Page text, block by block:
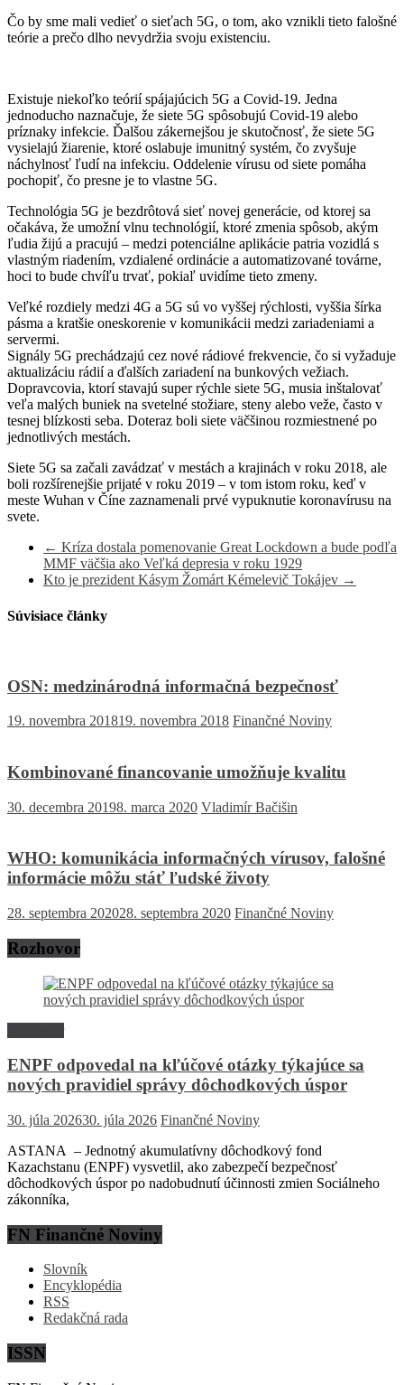
Čo by sme mali vedieť o sieťach 5G, o tom, ako vznikli tieto falošné
teórie a prečo dlho nevydržia svoju existenciu.
Existuje niekoľko teórií spájajúcich 5G a Covid-19. Jedna
jednoducho naznačuje, že siete 5G spôsobujú Covid-19 alebo
príznaky infekcie. Ďalšou zákernejšou je skutočnosť, že siete 5G
vysielajú žiarenie, ktoré oslabuje imunitný systém, čo zvyšuje
náchylnosť ľudí na infekciu. Oddelenie vírusu od siete pomáha
pochopiť, čo presne je to vlastne 5G.
Technológia 5G je bezdrôtová sieť novej generácie, od ktorej sa
očakáva, že umožní vlnu technológií, ktoré zmenia spôsob, akým
ľudia žijú a pracujú – medzi potenciálne aplikácie patria vozidlá s
vlastným riadením, vzdialené ordinácie a automatizované továrne,
hoci to bude chvíľu trvať, pokiaľ uvidíme tieto zmeny.
Veľké rozdiely medzi 4G a 5G sú vo vyššej rýchlosti, vyššia šírka
pásma a kratšie oneskorenie v komunikácii medzi zariadeniami a
servermi.
Signály 5G prechádzajú cez nové rádiové frekvencie, čo si vyžaduje
aktualizáciu rádií a ďalších zariadení na bunkových vežiach.
Dopravcovia, ktorí stavajú super rýchle siete 5G, musia inštalovať
veľa malých buniek na svetelné stožiare, steny alebo veže, často v
tesnej blízkosti seba. Doteraz boli siete väčšinou rozmiestnené po
jednotlivých mestách.
Siete 5G sa začali zavádzať v mestách a krajinách v roku 2018, ale
boli rozšírenejšie prijaté v roku 2019 – v tom istom roku, keď v
meste Wuhan v Číne zaznamenali prvé vypuknutie koronavírusu na
svete.
← Kríza dostala pomenovanie Great Lockdown a bude podľa
MMF väčšia ako Veľká depresia v roku 1929
Kto je prezident Kásym Žomárt Kémelevič Tokájev →
Súvisiace články
OSN: medzinárodná informačná bezpečnosť
19. novembra 201819. novembra 2018 Finančné Noviny
Kombinované financovanie umožňuje kvalitu
30. decembra 20198. marca 2020 Vladimír Bačišin
WHO: komunikácia informačných vírusov, falošné
informácie môžu stáť ľudské životy
28. septembra 202028. septembra 2020 Finančné Noviny
Rozhovor
ENPF odpovedal na kľúčové otázky týkajúce sa
nových pravidiel správy dôchodkových úspor
30. júla 202630. júla 2026 Finančné Noviny
ASTANA – Jednotný akumulatívny dôchodkový fond
Kazachstanu (ENPF) vysvetlil, ako zabezpečí bezpečnosť
dôchodkových úspor po nadobudnutí účinnosti zmien Sociálneho
zákonníka,
FN Finančné Noviny
Slovník
Encyklopédia
RSS
Redakčná rada
ISSN